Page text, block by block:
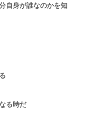
自身が誰なのかを知
になる時だ